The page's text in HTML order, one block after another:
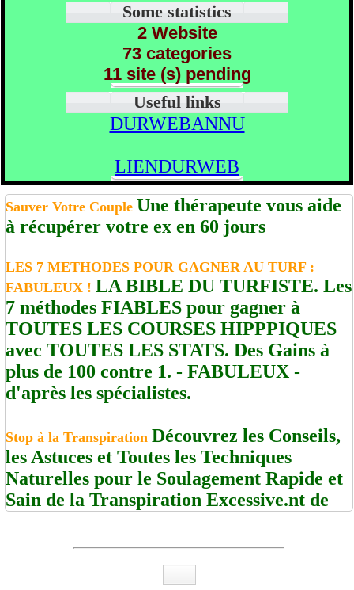
Some statistics
2 Website
73 categories
11 site (s) pending
Useful links
DURWEBANNU
LIENDURWEB
Sauver Votre Couple Une thérapeute vous aide
à récupérer votre ex en 60 jours
LES 7 METHODES POUR GAGNER AU TURF :
FABULEUX ! LA BIBLE DU TURFISTE. Les
7 méthodes FIABLES pour gagner à
TOUTES LES COURSES HIPPPIQUES
avec TOUTES LES STATS. Des Gains à
plus de 100 contre 1. - FABULEUX -
d'après les spécialistes.
Stop à la Transpiration Découvrez les Conseils,
les Astuces et Toutes les Techniques
Naturelles pour le Soulagement Rapide et
Sain de la Transpiration Excessive.nt de